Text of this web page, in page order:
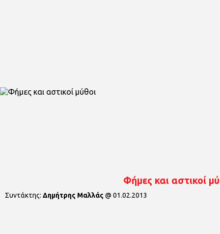
Φήμες και αστικοί
Συντάκτης: Δημήτρης Μαλλάς @ 01.02.2013